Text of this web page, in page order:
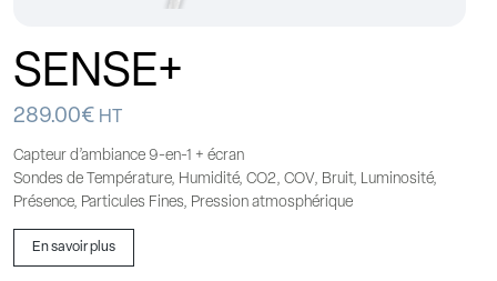
SENSE+
289.00€ HT
Capteur d’ambiance 9-en-1 + écran
Sondes de Température, Humidité, CO2, COV, Bruit, Luminosité,
Présence, Particules Fines, Pression atmosphérique
En savoir plus